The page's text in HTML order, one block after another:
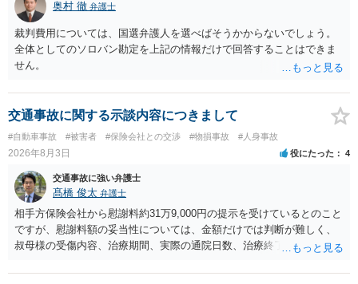
奥村 徹 弁護士
裁判費用については、国選弁護人を選べばそうかからないでしょう。
全体としてのソロバン勘定を上記の情報だけで回答することはできま
せん。
交通事故に関する示談内容につきまして
#自動車事故 #被害者 #保険会社との交渉 #物損事故 #人身事故
2026年8月3日 役にたった 4
交通事故に強い弁護士
髙橋 俊太 弁護士
相手方保険会社から慰謝料約31万9,000円の提示を受けているとのこと
ですが、慰謝料額の妥当性については、金額だけでは判断が難しく、
叔母様の受傷内容、治療期間、実際の通院日数、治療終了の経緯、後
確認する必要があります。保険会社から提示される慰謝料額について